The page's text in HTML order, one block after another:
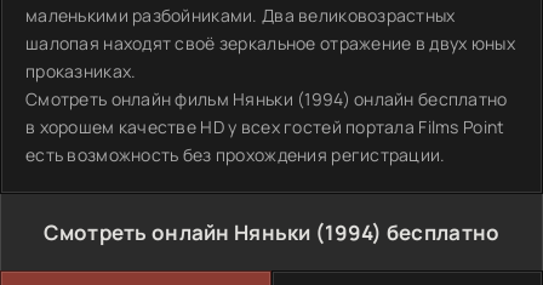
маленькими разбойниками. Два великовозрастных
шалопая находят своё зеркальное отражение в двух юных
проказниках.
Смотреть онлайн фильм Няньки (1994) онлайн бесплатно
в хорошем качестве HD у всех гостей портала Films Point
есть возможность без прохождения регистрации.
Смотреть онлайн Няньки (1994) бесплатно